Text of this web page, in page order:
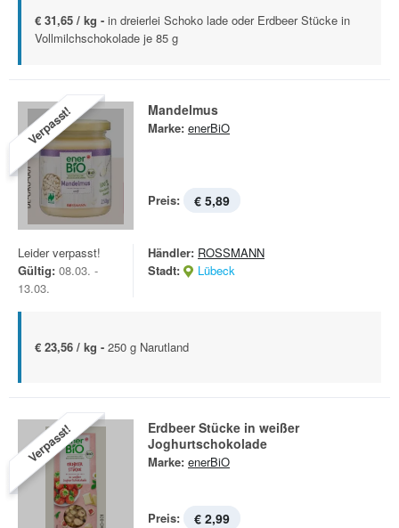
€ 31,65 / kg - in dreierlei Schoko lade oder Erdbeer Stücke in
Vollmilchschokolade je 85 g
Verpasst! Mandelmus
Marke: enerBiO
Preis: € 5,89
Leider verpasst!
Gültig: 08.03. -
13.03.
Händler: ROSSMANN
Stadt:
Lübeck
€ 23,56 / kg - 250 g Narutland
Verpasst!
Erdbeer Stücke in weißer
Joghurtschokolade
Marke: enerBiO
Preis: € 2,99